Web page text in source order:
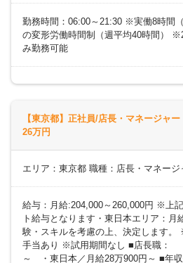
勤務時間：06:00～21:30 ※実働8時間
の変形労働時間制（週平均40時間）
み勤務可能
【東京都】正社員/店長・マネージャ
26万円
エリア：東京都 職種：店長・マネー
給与：月給:204,000～260,000円 ※上
ト給与となります・東日本エリア：
験・スキルを考慮の上、決定します
手当あり ※試用期間なし ■店長職：
～ ・東日本／月給28万900円～ ■年